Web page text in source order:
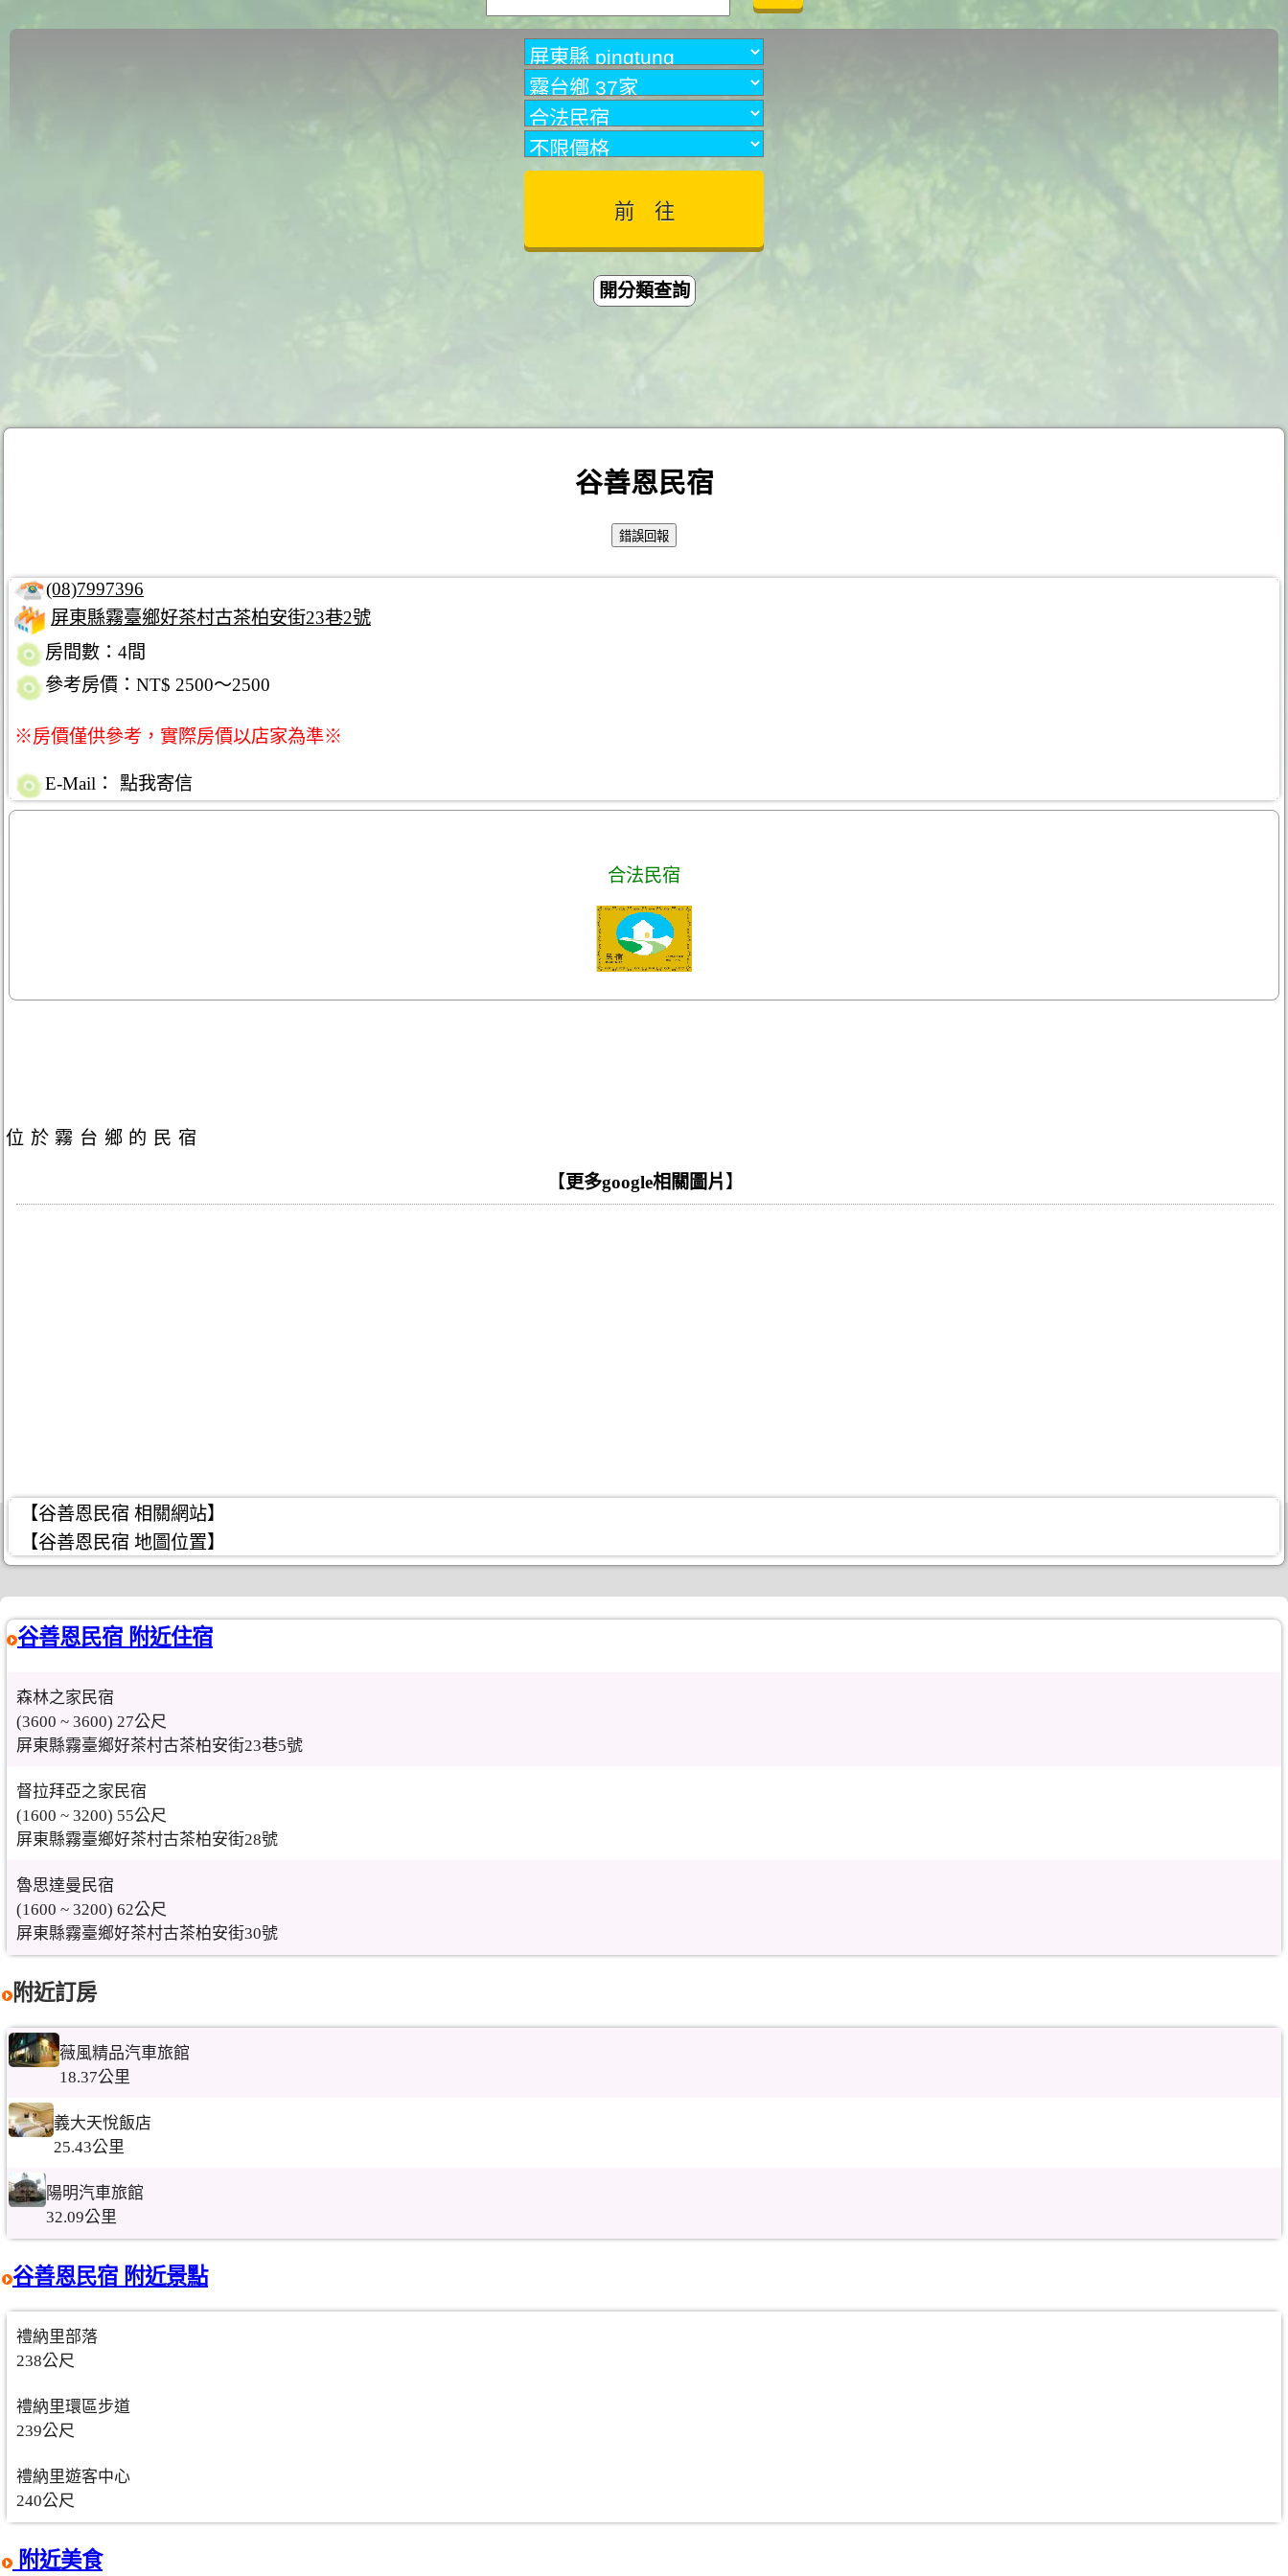
開分類查詢
谷善恩民宿
(08)7997396
屏東縣霧臺鄉好茶村古茶柏安街23巷2號
房間數：4間
參考房價：NT$ 2500～2500
※房價僅供參考，實際房價以店家為準※
E-Mail： 點我寄信
合法民宿
位於霧台鄉的民宿
【 更多google相關圖片 】
【谷善恩民宿 相關網站】
【谷善恩民宿 地圖位置】
谷善恩民宿 附近住宿
森林之家民宿
(3600 ~ 3600) 27公尺
屏東縣霧臺鄉好茶村古茶柏安街23巷5號
督拉拜亞之家民宿
(1600 ~ 3200) 55公尺
屏東縣霧臺鄉好茶村古茶柏安街28號
魯思達曼民宿
(1600 ~ 3200) 62公尺
屏東縣霧臺鄉好茶村古茶柏安街30號
附近訂房
薇風精品汽車旅館
18.37公里
義大天悅飯店
25.43公里
陽明汽車旅館
32.09公里
谷善恩民宿 附近景點
禮納里部落
238公尺
禮納里環區步道
239公尺
禮納里遊客中心
240公尺
附近美食